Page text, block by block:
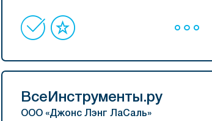
ВсеИнструменты.ру
ООО «Джонс Лэнг ЛаСаль»